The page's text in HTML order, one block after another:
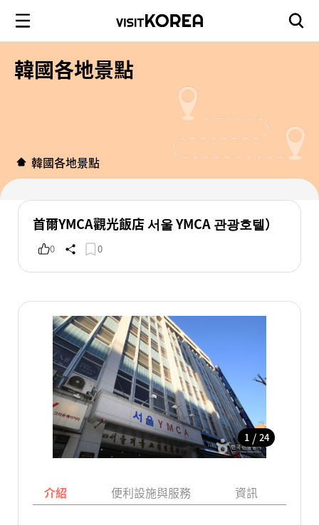
韓國各地景點
韓國各地景點
首爾YMCA觀光飯店 서울 YMCA 관광호텔）
0 0
1 / 24
介紹 便利設施與服務 資訊